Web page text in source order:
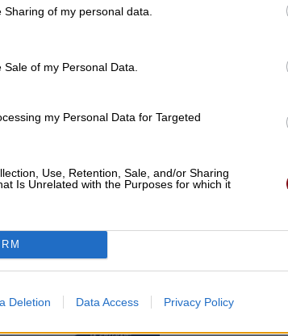
of my personal data.
of my Personal Data.
my Personal Data for Targeted
Use, Retention, Sale, and/or Sharing
Is Unrelated with the Purposes for which it
Deletion Data Access Privacy Policy
και μαθήτριες από τα σχολεία
πλατεία, ενώ τις προηγούμενες δυο